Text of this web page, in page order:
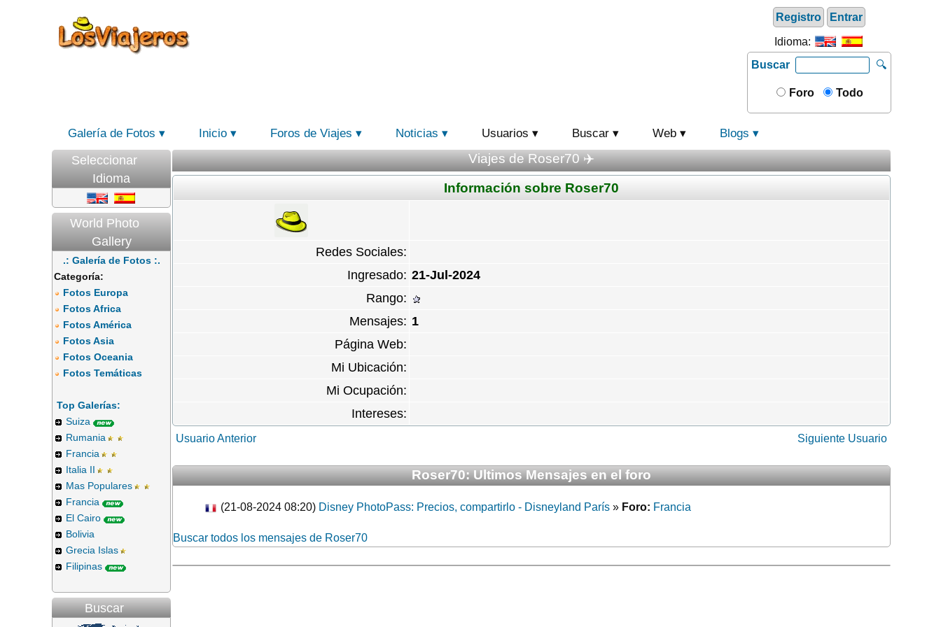
Registro Entrar
Idioma:
Buscar
🔍
Foro Todo
Galería de Fotos Inicio Foros de Viajes Noticias Usuarios Buscar Web Blogs
Seleccionar
Idioma
World Photo
Gallery
.: Galería de Fotos :.
Categoría:
Fotos Europa
Fotos Africa
Fotos América
Fotos Asia
Fotos Oceania
Fotos Temáticas
Top Galerías:
Suiza
Rumania
Francia
Italia II
Mas Populares
Francia
El Cairo
Bolivia
Grecia Islas
Filipinas
Buscar
Viajes de Roser70 ✈️
Información sobre Roser70
Redes Sociales:
Ingresado: 21-Jul-2024
Rango:
Mensajes: 1
Página Web:
Mi Ubicación:
Mi Ocupación:
Intereses:
Usuario Anterior Siguiente Usuario
Roser70: Ultimos Mensajes en el foro
(21-08-2024 08:20) Disney PhotoPass: Precios, compartirlo - Disneyland París » Foro: Francia
Buscar todos los mensajes de Roser70